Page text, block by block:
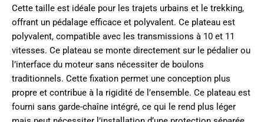
Cette taille est idéale pour les trajets urbains et le trekking,
offrant un pédalage efficace et polyvalent. Ce plateau est
polyvalent, compatible avec les transmissions à 10 et 11
vitesses. Ce plateau se monte directement sur le pédalier ou
l’interface du moteur sans nécessiter de boulons
traditionnels. Cette fixation permet une conception plus
propre et contribue à la rigidité de l’ensemble. Ce plateau est
fourni sans garde-chaîne intégré, ce qui le rend plus léger